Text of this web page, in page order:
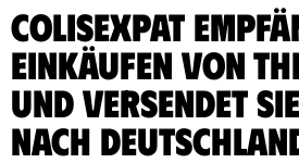
ColisExpat
Einkäufen von
und versendet
nach